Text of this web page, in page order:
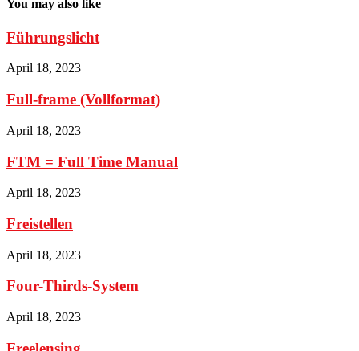
You may also like
Führungslicht
April 18, 2023
Full-frame (Vollformat)
April 18, 2023
FTM = Full Time Manual
April 18, 2023
Freistellen
April 18, 2023
Four-Thirds-System
April 18, 2023